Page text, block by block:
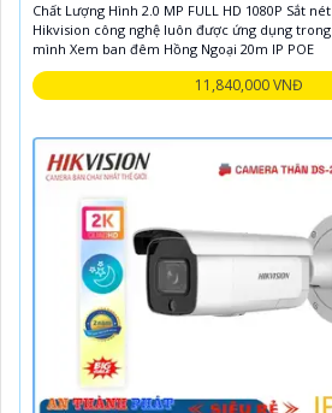
Chất Lượng Hình 2.0 MP FULL HD 1080P Sắt
Hikvision công nghệ luôn được ứng dụng
mình Xem ban đêm Hồng Ngoại 20m IP POE
11,840,000 VNĐ